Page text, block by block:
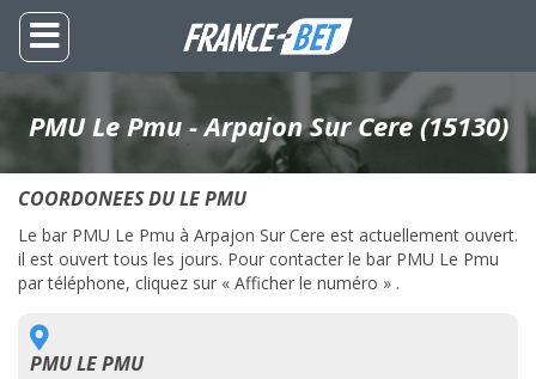
PMU Le Pmu - Arpajon Sur Cere (15130)
COORDONEES DU LE PMU
Le bar PMU Le Pmu à Arpajon Sur Cere est actuellement ouvert.
il est ouvert tous les jours. Pour contacter le bar PMU Le Pmu
par téléphone, cliquez sur « Afficher le numéro » .
PMU LE PMU